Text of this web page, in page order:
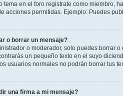
tema en el foro registrate como miembro,
acciones permitidas. Ejemplo: Puedes
o borrar un mensaje?
o moderador, solo puedes borrar
un pequeño texto en el suyo
usuarios normales no podrán borrar tus
una firma a mi mensaje?